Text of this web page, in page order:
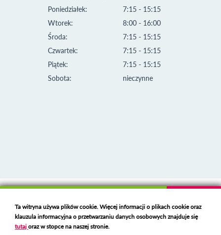
Poniedziałek:
Wtorek:
Środa:
Czwartek:
Piątek:
Sobota:
7:15 - 15:15
8:00 - 16:00
7:15 - 15:15
7:15 - 15:15
7:15 - 15:15
nieczynne
Deklaracja dostępności
Polski serwer RBLhttps://polspam.pl/
Ta witryna używa plików cookie. Więcej informacji o plikach cookie oraz
klauzula informacyjna o przetwarzaniu danych osobowych znajduje się
tutajoraz w stopce na naszej stronie.